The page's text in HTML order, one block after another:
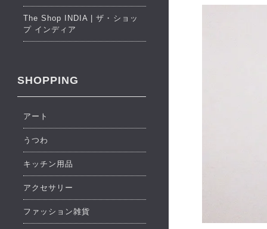
The Shop INDIA | ザ・ショッ
プ インディア
SHOPPING
アート
うつわ
キッチン用品
アクセサリー
ファッション雑貨